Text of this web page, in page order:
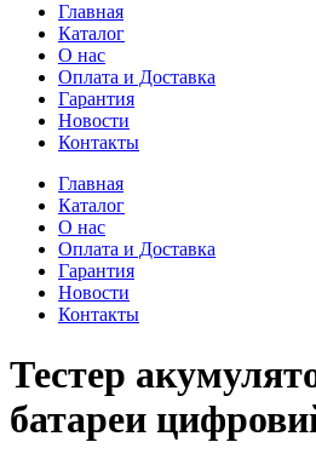
Главная
Каталог
О нас
Оплата и Доставка
Гарантия
Новости
Контакты
Главная
Каталог
О нас
Оплата и Доставка
Гарантия
Новости
Контакты
Тестер
батареи